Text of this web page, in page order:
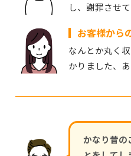
し、謝罪させ
お客様から
なんとか丸く
かりました、
かなり昔の